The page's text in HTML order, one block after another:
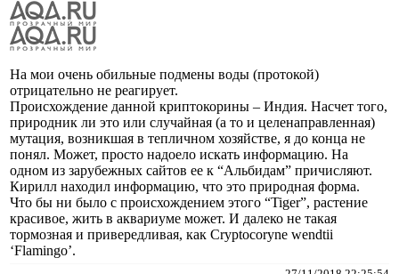
На мои очень обильные подмены воды (протокой)
отрицательно не реагирует.
Происхождение данной криптокорины – Индия. Насчет того,
природник ли это или случайная (а то и целенаправленная)
мутация, возникшая в тепличном хозяйстве, я до конца не
понял. Может, просто надоело искать информацию. На
одном из зарубежных сайтов ее к “Альбидам” причисляют.
Кирилл находил информацию, что это природная форма.
Что бы ни было с происхождением этого “Tiger”, растение
красивое, жить в аквариуме может. И далеко не такая
тормозная и привередливая, как Cryptocoryne wendtii
‘Flamingo’.